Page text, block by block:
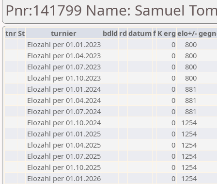
Pnr:141799 Name: Samuel
tnrSt turnier bdld rd datumf Kerg elo+/-
Elozahl per 01.01.2023
0
800
Elozahl per 01.04.2023
0
800
Elozahl per 01.07.2023
0
800
Elozahl per 01.10.2023
0
800
Elozahl per 01.01.2024
0
881
Elozahl per 01.04.2024
0
881
Elozahl per 01.07.2024
0
881
Elozahl per 01.10.2024
0
1254
Elozahl per 01.01.2025
0
1254
Elozahl per 01.04.2025
0
1254
Elozahl per 01.07.2025
0
1254
Elozahl per 01.10.2025
0
1254
Elozahl per 01.01.2026
0
1254